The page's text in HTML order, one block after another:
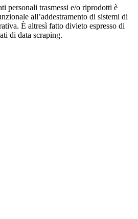
personali trasmessi e/o riprodotti è
all’addestramento di sistemi di
È altresì fatto divieto espresso di
di data scraping.